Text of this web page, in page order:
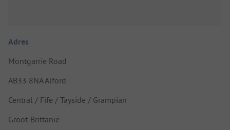
Adres
Montgarrie Road
AB33 8NA Alford
Central / Fife / Tayside / Grampian
Groot-Brittanië